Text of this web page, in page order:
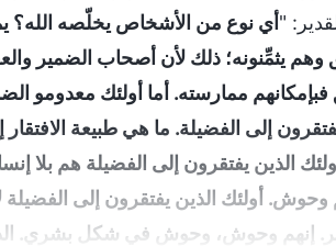
"أي نوع من الأشخاص يخلّصه الله؟
وهم يثمِّنونه؛ ذلك لأن أصحاب الضمير
ممارسته. أما أولئك معدومو
إلى الفضيلة. ما هي طبيعة
الذين يفتقرون إلى الفضيلة هم بلا
وحوش. أولئك الذين يفتقرون إلى
إنهم وحوش، وحوش في شكل بشري.